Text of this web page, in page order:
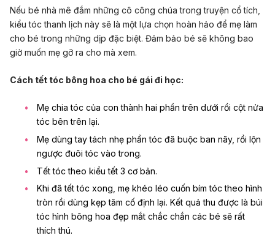
Nếu bé nhà mê đắm những cô công chúa trong truyện cổ tích,
kiểu tóc thanh lịch này sẽ là một lựa chọn hoàn hảo để mẹ làm
cho bé trong những dịp đặc biệt. Đảm bảo bé sẽ không bao
giờ muốn mẹ gỡ ra cho mà xem.
Cách tết tóc bông hoa cho bé gái đi học:
Mẹ chia tóc của con thành hai phần trên dưới rồi cột nửa
tóc bên trên lại.
Mẹ dùng tay tách nhẹ phần tóc đã buộc ban nãy, rồi lộn
ngược đuôi tóc vào trong.
Tết tóc theo kiểu tết 3 cơ bản.
Khi đã tết tóc xong, mẹ khéo léo cuốn bím tóc theo hình
tròn rồi dùng kẹp tăm cố định lại. Kết quả thu được là búi
tóc hình bông hoa đẹp mắt chắc chắn các bé sẽ rất
thích thú.